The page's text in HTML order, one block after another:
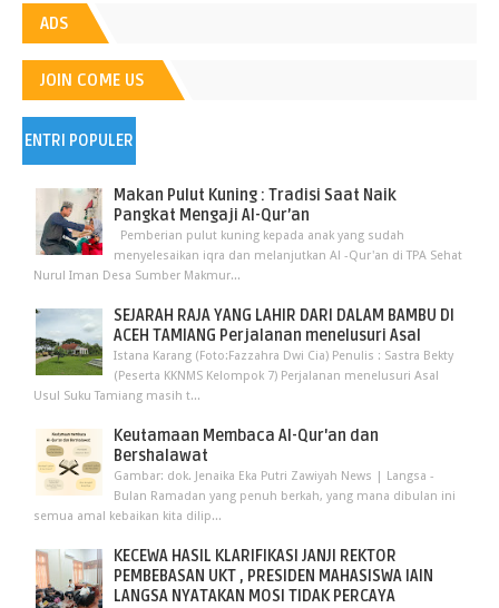
ADS
JOIN COME US
ENTRI POPULER
Makan Pulut Kuning : Tradisi Saat Naik
Pangkat Mengaji Al-Qur’an
Pemberian pulut kuning kepada anak yang sudah
menyelesaikan iqra dan melanjutkan Al -Qur'an di TPA Sehat
Nurul Iman Desa Sumber Makmur...
SEJARAH RAJA YANG LAHIR DARI DALAM BAMBU DI
ACEH TAMIANG Perjalanan menelusuri Asal
Istana Karang (Foto:Fazzahra Dwi Cia) Penulis : Sastra Bekty
(Peserta KKNMS Kelompok 7) Perjalanan menelusuri Asal
Usul Suku Tamiang masih t...
Keutamaan Membaca Al-Qur'an dan
Bershalawat
Gambar: dok. Jenaika Eka Putri Zawiyah News | Langsa -
Bulan Ramadan yang penuh berkah, yang mana dibulan ini
semua amal kebaikan kita dilip...
KECEWA HASIL KLARIFIKASI JANJI REKTOR
PEMBEBASAN UKT , PRESIDEN MAHASISWA IAIN
LANGSA NYATAKAN MOSI TIDAK PERCAYA